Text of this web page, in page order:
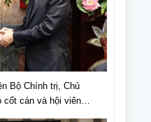
Bộ Chính trị, Chủ
cán và hội viên